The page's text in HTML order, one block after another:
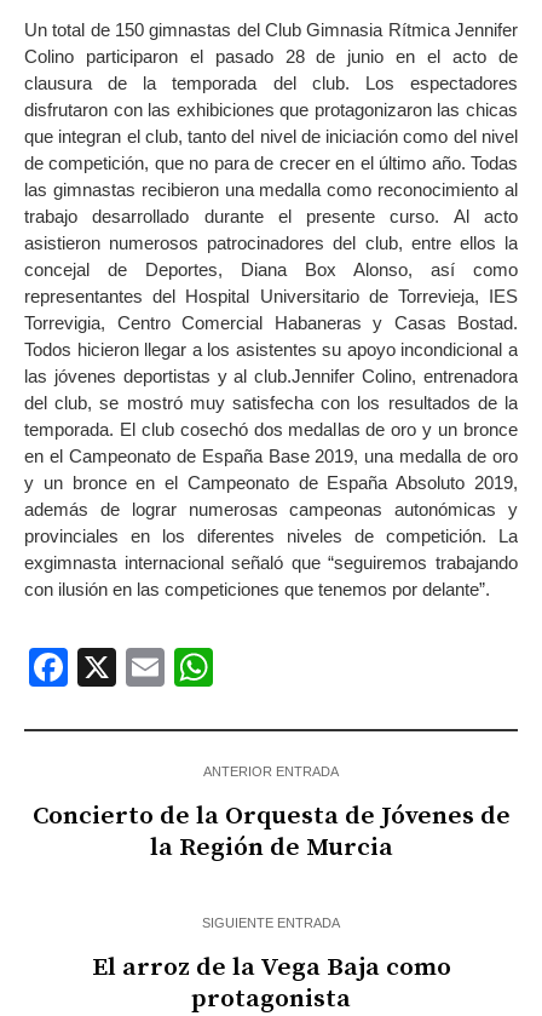
Un total de 150 gimnastas del Club Gimnasia Rítmica Jennifer
Colino participaron el pasado 28 de junio en el acto de
clausura de la temporada del club. Los espectadores
disfrutaron con las exhibiciones que protagonizaron las chicas
que integran el club, tanto del nivel de iniciación como del nivel
de competición, que no para de crecer en el último año. Todas
las gimnastas recibieron una medalla como reconocimiento al
trabajo desarrollado durante el presente curso. Al acto
asistieron numerosos patrocinadores del club, entre ellos la
concejal de Deportes, Diana Box Alonso, así como
representantes del Hospital Universitario de Torrevieja, IES
Torrevigia, Centro Comercial Habaneras y Casas Bostad.
Todos hicieron llegar a los asistentes su apoyo incondicional a
las jóvenes deportistas y al club.Jennifer Colino, entrenadora
del club, se mostró muy satisfecha con los resultados de la
temporada. El club cosechó dos medallas de oro y un bronce
en el Campeonato de España Base 2019, una medalla de oro
y un bronce en el Campeonato de España Absoluto 2019,
además de lograr numerosas campeonas autonómicas y
provinciales en los diferentes niveles de competición. La
exgimnasta internacional señaló que “seguiremos trabajando
con ilusión en las competiciones que tenemos por delante”.
Facebook
X Email
ANTERIOR ENTRADA
Concierto de la Orquesta de Jóvenes de
la Región de Murcia
SIGUIENTE ENTRADA
El arroz de la Vega Baja como
protagonista